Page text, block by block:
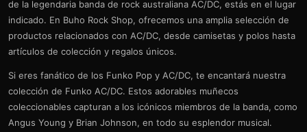
de la legendaria banda de rock australiana AC/DC, estás en el lugar
indicado. En Buho Rock Shop, ofrecemos una amplia selección de
productos relacionados con AC/DC, desde camisetas y polos hasta
artículos de colección y regalos únicos.
Si eres fanático de los Funko Pop y AC/DC, te encantará nuestra
colección de Funko AC/DC. Estos adorables muñecos
coleccionables capturan a los icónicos miembros de la banda, como
Angus Young y Brian Johnson, en todo su esplendor musical.